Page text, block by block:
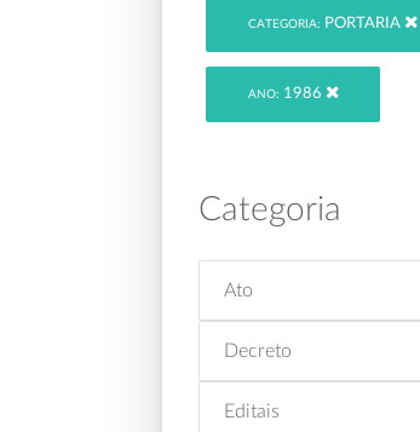
CATEGORIA: PORTARIA
ANO: 1986
Categoria
Ato
Decreto
Editais